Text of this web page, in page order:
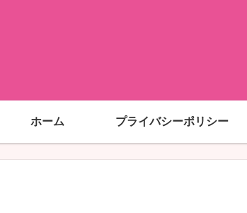
ホーム プライバシーポリシー